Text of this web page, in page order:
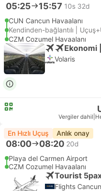
05:25 15:57 10s 32d
CUN Cancun Havaalanı
Kendinden-bağlantılı |
CZM Cozumel Havaalanı
Ekonomi
Volaris
Vergiler dahil
En Hızlı Uçuş Anlık onay
08:00 08:20 20d
Playa del Carmen Airport
CZM Cozumel Havaalanı
Tourist
Flights Cancun